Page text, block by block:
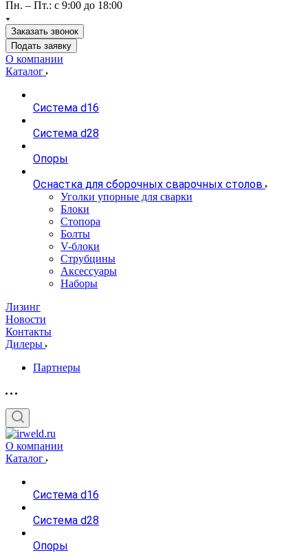
Пн. – Пт.: с 9:00 до 18:00
Заказать звонок
Подать заявку
О компании
Каталог
Система d16
Система d28
Опоры
Оснастка для сборочных сварочных столов
Уголки упорные для сварки
Блоки
Стопора
Болты
V-блоки
Струбцины
Аксессуары
Наборы
Лизинг
Новости
Контакты
Дилеры
Партнеры
О компании
Каталог
Система d16
Система d28
Опоры